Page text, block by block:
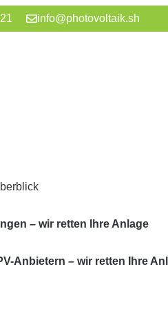
info@photovoltaik.sh
– wir retten Ihre Anlage
Anbietern – wir retten Ihre